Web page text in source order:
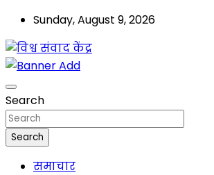
Skip
to
content
Sunday, August 9, 2026
विश्व संवाद केंद्र
Search
Search
समाचार